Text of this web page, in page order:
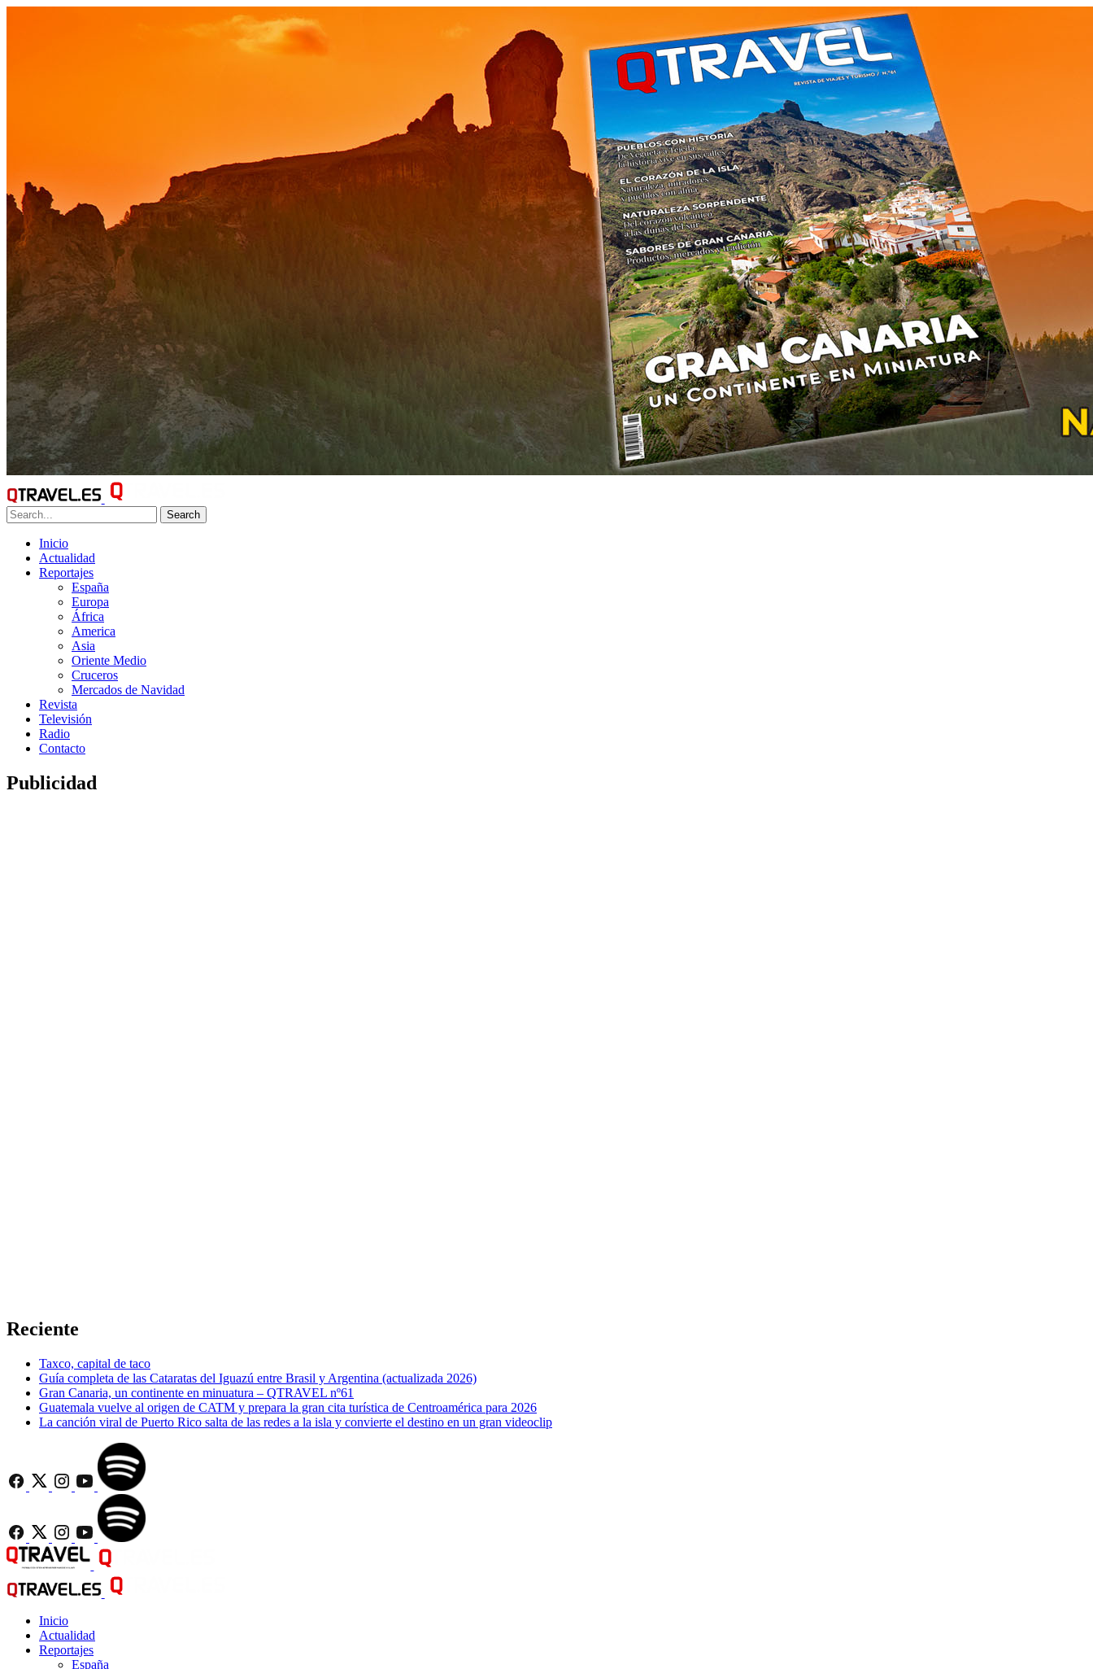
Search
Inicio
Actualidad
Reportajes
España
Europa
África
America
Asia
Oriente Medio
Cruceros
Mercados de Navidad
Revista
Televisión
Radio
Contacto
Publicidad
Reciente
Taxco, capital de taco
Guía completa de las Cataratas del Iguazú entre Brasil y Argentina (actualizada 2026)
Gran Canaria, un continente en minuatura – QTRAVEL nº61
Guatemala vuelve al origen de CATM y prepara la gran cita turística de Centroamérica para 2026
La canción viral de Puerto Rico salta de las redes a la isla y convierte el destino en un gran videoclip
Inicio
Actualidad
Reportajes
España